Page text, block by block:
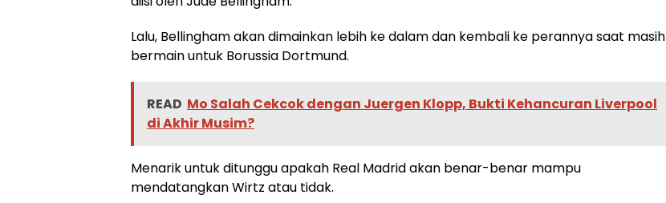
Lalu, Bellingham akan dimainkan lebih ke dalam dan kembali ke perannya saat masih
bermain untuk Borussia Dortmund.
READ Mo Salah Cekcok dengan Juergen Klopp, Bukti Kehancuran Liverpool
di Akhir Musim?
Menarik untuk ditunggu apakah Real Madrid akan benar-benar mampu
mendatangkan Wirtz atau tidak.